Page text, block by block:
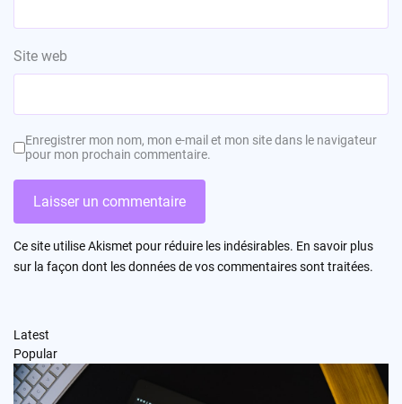
Site web
Enregistrer mon nom, mon e-mail et mon site dans le navigateur
pour mon prochain commentaire.
Ce site utilise Akismet pour réduire les indésirables. En savoir plus
sur la façon dont les données de vos commentaires sont traitées.
Latest
Popular